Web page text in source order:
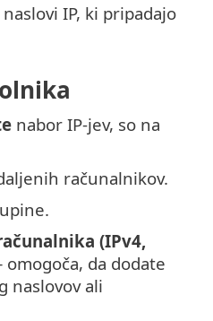
IP, ki pripadajo
nabor IP-jev, so na
računalnikov.
(IPv4,
omogoča, da dodate
naslovov ali